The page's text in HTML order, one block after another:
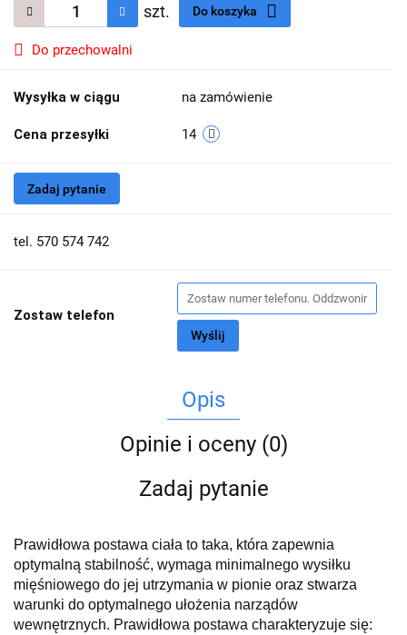
szt. Do koszyka
Do przechowalni
Wysyłka w ciągu na zamówienie
Cena przesyłki 14
Zadaj pytanie
tel. 570 574 742
Zostaw telefon
Wyślij
Opis
Opinie i oceny (0)
Zadaj pytanie
Prawidłowa postawa ciała to taka, która zapewnia
optymalną stabilność, wymaga minimalnego wysiłku
mięśniowego do jej utrzymania w pionie oraz stwarza
warunki do optymalnego ułożenia narządów
wewnętrznych. Prawidłowa postawa charakteryzuje się: